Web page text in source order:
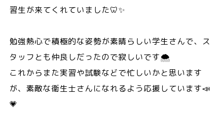
習生が来てくれていました🦷✨
勉強熱心で積極的な姿勢が素晴らしい学生さんで、ス
タッフとも仲良しだったので寂しいです🌨️
これからまた実習や試験などで忙しいかと思います
が、素敵な衛生士さんになれるよう応援しています📣
💗